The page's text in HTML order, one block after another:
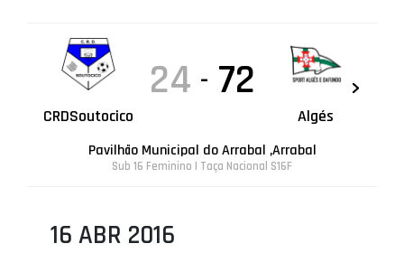
CRDSoutocico
24 - 72
Algés
Pavilhão Municipal do Arrabal ,Arrabal
Sub 16 Feminino | Taça Nacional S16F
16 ABR 2016